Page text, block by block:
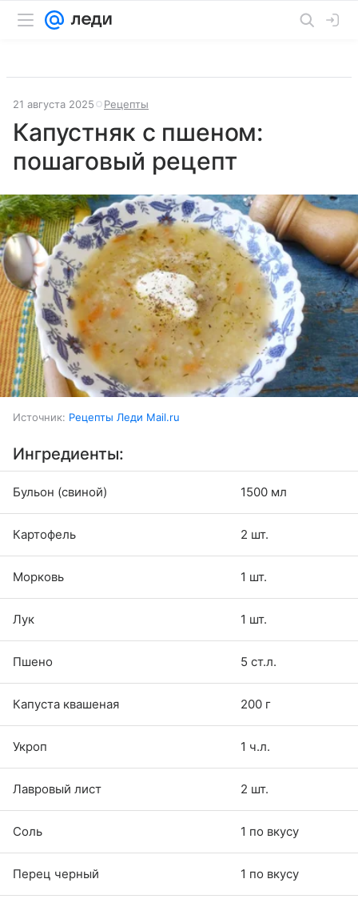
21 августа 2025 Рецепты
Капустняк с пшеном:
пошаговый рецепт
Источник: Рецепты Леди Mail.ru
Ингредиенты:
Бульон (свиной) 1500 мл
Картофель 2 шт.
Морковь 1 шт.
Лук 1 шт.
Пшено 5 ст.л.
Капуста квашеная 200 г
Укроп 1 ч.л.
Лавровый лист 2 шт.
Соль 1 по вкусу
Перец черный 1 по вкусу